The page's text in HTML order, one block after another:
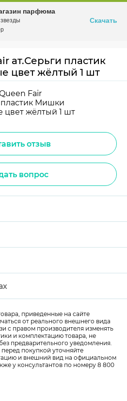
Заозерная, 11, к. 1
ат.Серьги пластик
цвет жёлтый 1 шт
отзыв
вопрос
приведенные на сайте
от реального внешнего вида
с правом производителя изменять
и комплектацию товара, не
предварительного уведомления.
покупкой уточняйте
и внешний вид на официальном
у консультантов по номеру 8 800
парфюма
Скачать